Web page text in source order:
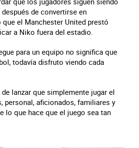
de convertirse en
el Manchester United prestó
a Niko fuera del estadio.
para un equipo no significa que
todavía disfruto viendo cada
lanzar que simplemente jugar el
personal, aficionados, familiares y
lo que hace que el juego sea tan